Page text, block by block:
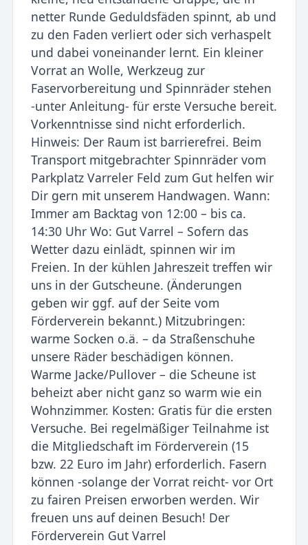
netter Runde Geduldsfäden spinnt, ab und
zu den Faden verliert oder sich verhaspelt
und dabei voneinander lernt. Ein kleiner
Vorrat an Wolle, Werkzeug zur
Faservorbereitung und Spinnräder stehen
-unter Anleitung- für erste Versuche bereit.
Vorkenntnisse sind nicht erforderlich.
Hinweis: Der Raum ist barrierefrei. Beim
Transport mitgebrachter Spinnräder vom
Parkplatz Varreler Feld zum Gut helfen wir
Dir gern mit unserem Handwagen. Wann:
Immer am Backtag von 12:00 – bis ca.
14:30 Uhr Wo: Gut Varrel – Sofern das
Wetter dazu einlädt, spinnen wir im
Freien. In der kühlen Jahreszeit treffen wir
uns in der Gutscheune. (Änderungen
geben wir ggf. auf der Seite vom
Förderverein bekannt.) Mitzubringen:
warme Socken o.ä. – da Straßenschuhe
unsere Räder beschädigen können.
Warme Jacke/Pullover – die Scheune ist
beheizt aber nicht ganz so warm wie ein
Wohnzimmer. Kosten: Gratis für die ersten
Versuche. Bei regelmäßiger Teilnahme ist
die Mitgliedschaft im Förderverein (15
bzw. 22 Euro im Jahr) erforderlich. Fasern
können -solange der Vorrat reicht- vor Ort
zu fairen Preisen erworben werden. Wir
freuen uns auf deinen Besuch! Der
Förderverein Gut Varrel